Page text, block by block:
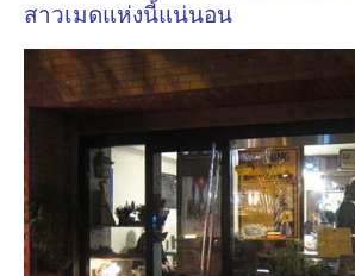
สาวเมดแห่งนี้แน่นอน